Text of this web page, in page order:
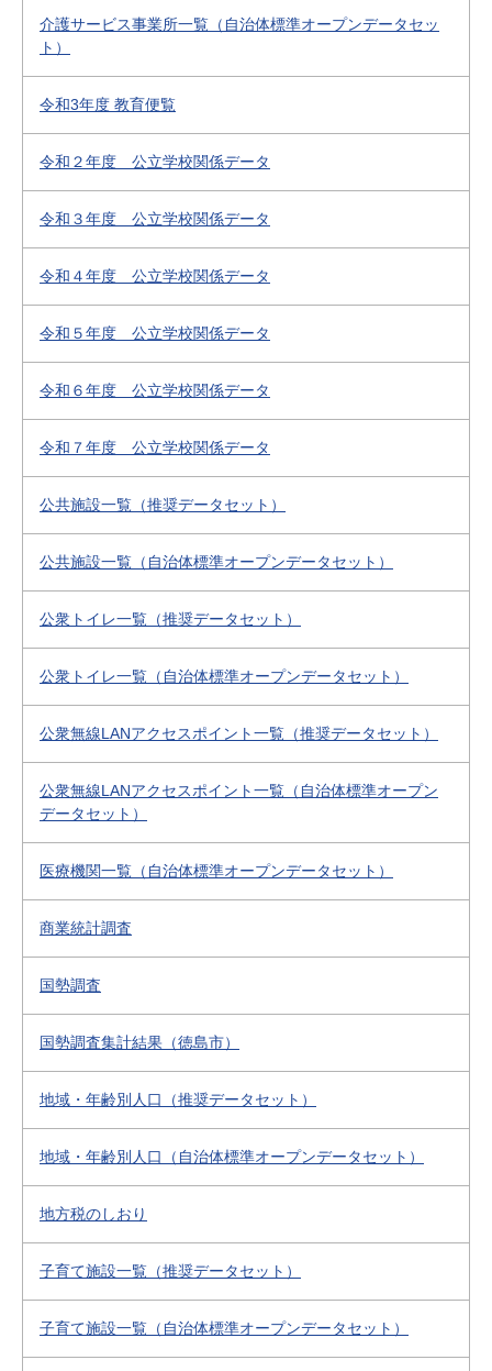
介護サービス事業所一覧（自治体標準オープンデータセッ
ト）
令和3年度 教育便覧
令和２年度 公立学校関係データ
令和３年度 公立学校関係データ
令和４年度 公立学校関係データ
令和５年度 公立学校関係データ
令和６年度 公立学校関係データ
令和７年度 公立学校関係データ
公共施設一覧（推奨データセット）
公共施設一覧（自治体標準オープンデータセット）
公衆トイレ一覧（推奨データセット）
公衆トイレ一覧（自治体標準オープンデータセット）
公衆無線LANアクセスポイント一覧（推奨データセット）
公衆無線LANアクセスポイント一覧（自治体標準オープン
データセット）
医療機関一覧（自治体標準オープンデータセット）
商業統計調査
国勢調査
国勢調査集計結果（徳島市）
地域・年齢別人口（推奨データセット）
地域・年齢別人口（自治体標準オープンデータセット）
地方税のしおり
子育て施設一覧（推奨データセット）
子育て施設一覧（自治体標準オープンデータセット）